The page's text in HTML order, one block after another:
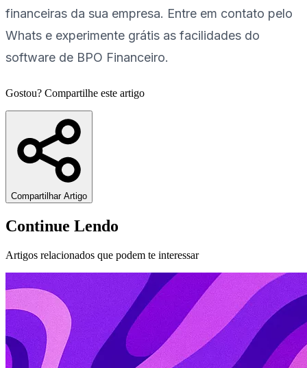
financeiras da sua empresa. Entre em contato pelo
Whats e experimente grátis as facilidades do
software de BPO Financeiro.
Gostou? Compartilhe este artigo
Compartilhar Artigo
Continue Lendo
Artigos relacionados que podem te interessar